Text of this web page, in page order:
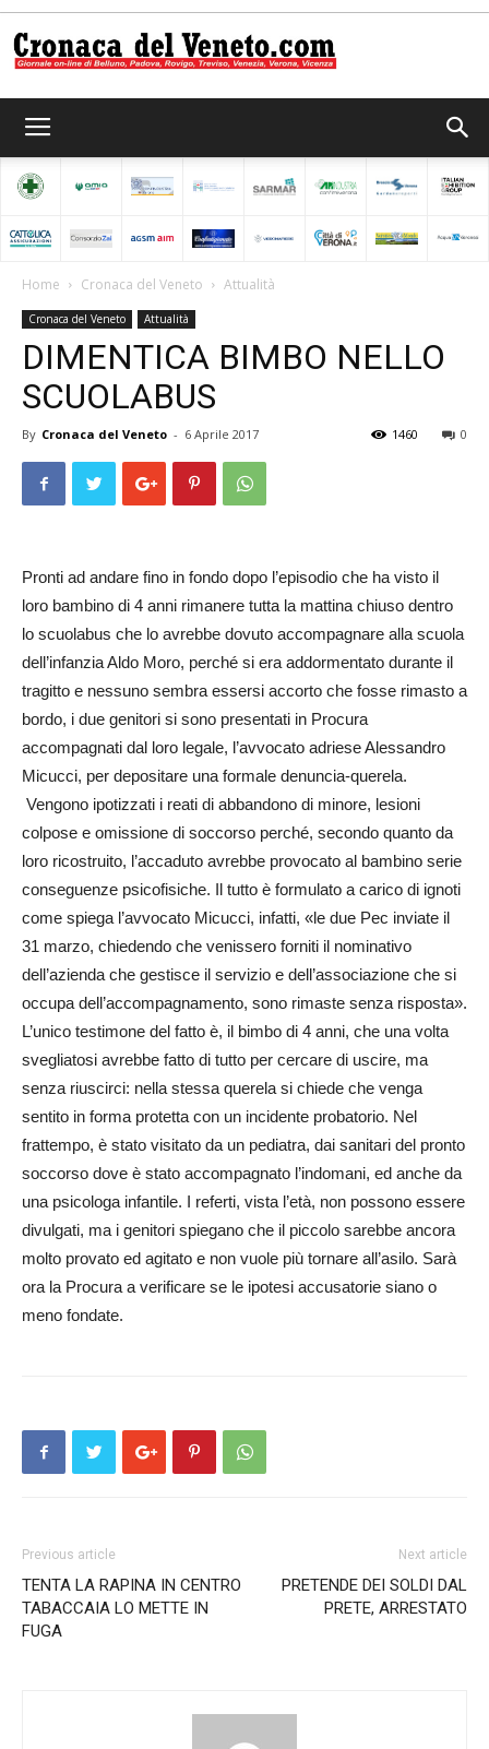
del
Home Cronaca del Veneto Attualità
Cronaca del Veneto Attualità
DIMENTICA BIMBO NELLO
SCUOLABUS
By Cronaca del Veneto - 6 Aprile 2017 0
1460
Pronti ad andare fino in fondo dopo l’episodio che ha visto il
loro bambino di 4 anni rimanere tutta la mattina chiuso dentro
lo scuolabus che lo avrebbe dovuto accompagnare alla scuola
dell’infanzia Aldo Moro, perché si era addormentato durante il
tragitto e nessuno sembra essersi accorto che fosse rimasto a
bordo, i due genitori si sono presentati in Procura
accompagnati dal loro legale, l’avvocato adriese Alessandro
Micucci, per depositare una formale denuncia-querela.
Vengono ipotizzati i reati di abbandono di minore, lesioni
colpose e omissione di soccorso perché, secondo quanto da
loro ricostruito, l’accaduto avrebbe provocato al bambino serie
conseguenze psicofisiche. Il tutto è formulato a carico di ignoti
come spiega l’avvocato Micucci, infatti, «le due Pec inviate il
31 marzo, chiedendo che venissero forniti il nominativo
dell’azienda che gestisce il servizio e dell’associazione che si
occupa dell’accompagnamento, sono rimaste senza risposta».
L’unico testimone del fatto è, il bimbo di 4 anni, che una volta
svegliatosi avrebbe fatto di tutto per cercare di uscire, ma
senza riuscirci: nella stessa querela si chiede che venga
sentito in forma protetta con un incidente probatorio. Nel
frattempo, è stato visitato da un pediatra, dai sanitari del pronto
soccorso dove è stato accompagnato l’indomani, ed anche da
una psicologa infantile. I referti, vista l’età, non possono essere
divulgati, ma i genitori spiegano che il piccolo sarebbe ancora
molto provato ed agitato e non vuole più tornare all’asilo. Sarà
ora la Procura a verificare se le ipotesi accusatorie siano o
meno fondate.
Previous article
TENTA LA RAPINA IN CENTRO
TABACCAIA LO METTE IN
FUGA
Next article
PRETENDE DEI SOLDI DAL
PRETE, ARRESTATO